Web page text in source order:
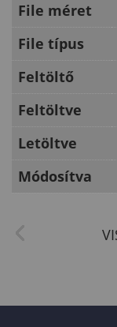
File méret
File típus
Feltöltő
Feltöltve
Letöltve
Módosítva